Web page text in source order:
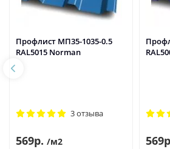
Профлист МП35-1035-0.5
RAL5015 Norman
3 отзыва
569р. /м2